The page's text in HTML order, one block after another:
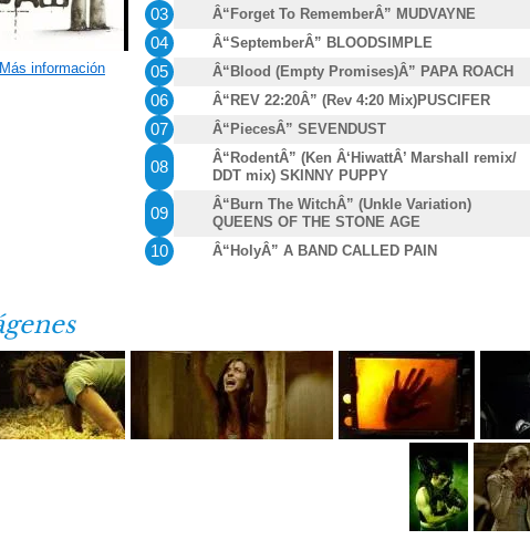
Más información
03 Â“Forget To RememberÂ” MUDVAYNE
04 Â“SeptemberÂ” BLOODSIMPLE
05 Â“Blood (Empty Promises)Â” PAPA ROACH
06 Â“REV 22:20Â” (Rev 4:20 Mix)PUSCIFER
07 Â“PiecesÂ” SEVENDUST
08
Â“RodentÂ” (Ken Â‘HiwattÂ’ Marshall remix/
DDT mix) SKINNY PUPPY
09
Â“Burn The WitchÂ” (Unkle Variation)
QUEENS OF THE STONE AGE
10 Â“HolyÂ” A BAND CALLED PAIN